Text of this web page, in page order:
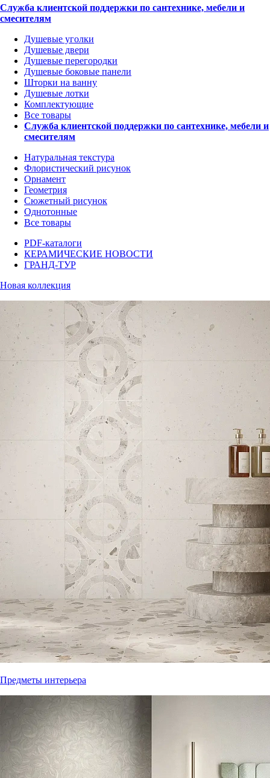
Служба клиентской поддержки по сантехнике, мебели и
смесителям
Душевые уголки
Душевые двери
Душевые перегородки
Душевые боковые панели
Шторки на ванну
Душевые лотки
Комплектующие
Все товары
Служба клиентской поддержки по сантехнике, мебели и
смесителям
Натуральная текстура
Флористический рисунок
Орнамент
Геометрия
Сюжетный рисунок
Однотонные
Все товары
PDF-каталоги
КЕРАМИЧЕСКИЕ НОВОСТИ
ГРАНД-ТУР
Новая коллекция
Предметы интерьера